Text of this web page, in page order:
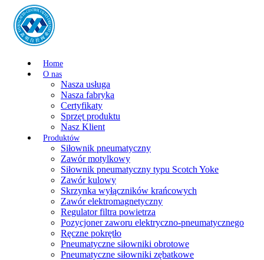
Home
O nas
Nasza usługa
Nasza fabryka
Certyfikaty
Sprzęt produktu
Nasz Klient
Produktów
Siłownik pneumatyczny
Zawór motylkowy
Siłownik pneumatyczny typu Scotch Yoke
Zawór kulowy
Skrzynka wyłączników krańcowych
Zawór elektromagnetyczny
Regulator filtra powietrza
Pozycjoner zaworu elektryczno-pneumatycznego
Ręczne pokrętło
Pneumatyczne siłowniki obrotowe
Pneumatyczne siłowniki zębatkowe